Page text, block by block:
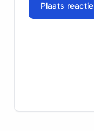
Plaats reactie